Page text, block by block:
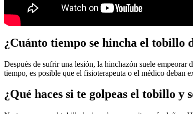
¿Cuánto tiempo se hincha el tobillo
Después de sufrir una lesión, la hinchazón suele empeorar
tiempo, es posible que el fisioterapeuta o el médico deban
¿Qué haces si te golpeas el tobillo y